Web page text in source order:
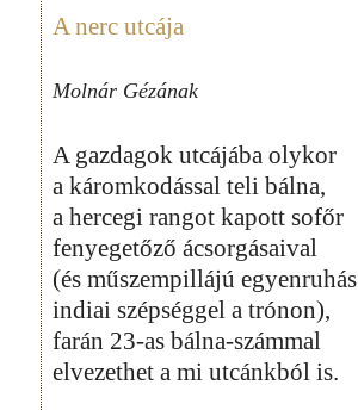
A nerc utcája
Molnár Gézának
A gazdagok utcájába olykor
a káromkodással teli bálna,
a hercegi rangot kapott sofőr
fenyegetőző ácsorgásaival
(és műszempillájú egyenruhás
indiai szépséggel a trónon),
farán 23-as bálna-számmal
elvezethet a mi utcánkból is.